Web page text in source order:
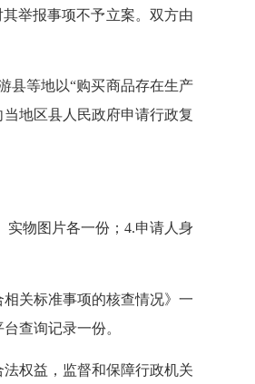
举报事项不予立案。双方由
等地以“购买商品存在生产
地区县人民政府申请行政复
物图片各一份；4.申请人身
关标准事项的核查情况》一
查询记录一份。
权益，监督和保障行政机关